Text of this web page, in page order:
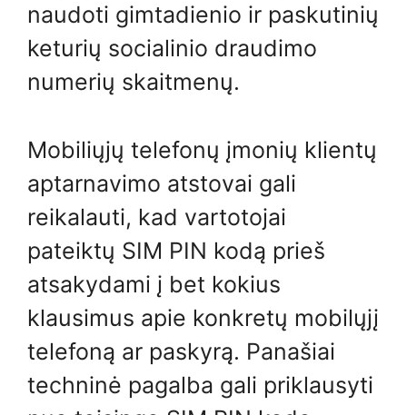
naudoti gimtadienio ir paskutinių
keturių socialinio draudimo
numerių skaitmenų.
Mobiliųjų telefonų įmonių klientų
aptarnavimo atstovai gali
reikalauti, kad vartotojai
pateiktų SIM PIN kodą prieš
atsakydami į bet kokius
klausimus apie konkretų mobilųjį
telefoną ar paskyrą. Panašiai
techninė pagalba gali priklausyti